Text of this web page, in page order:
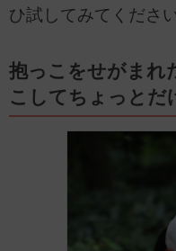
ひ試してみてください
抱っこをせがまれ
こしてちょっとだ